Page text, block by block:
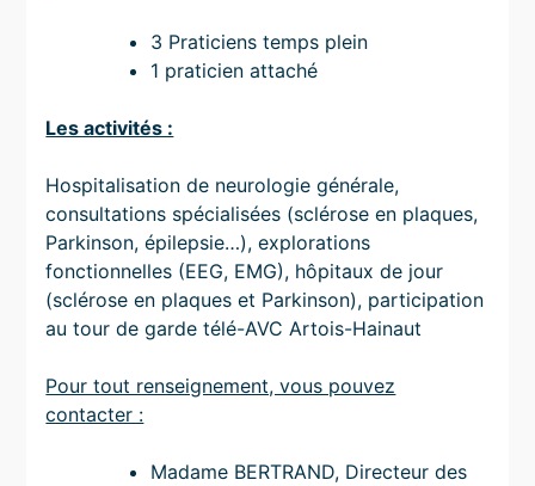
3 Praticiens temps plein
1 praticien attaché
Les activités :
Hospitalisation de neurologie générale,
consultations spécialisées (sclérose en plaques,
Parkinson, épilepsie…), explorations
fonctionnelles (EEG, EMG), hôpitaux de jour
(sclérose en plaques et Parkinson), participation
au tour de garde télé-AVC Artois-Hainaut
Pour tout renseignement, vous pouvez
contacter :
Madame BERTRAND, Directeur des